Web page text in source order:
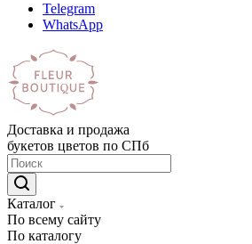
Telegram
WhatsApp
Доставка и продажа
букетов цветов по СПб
Каталог
По всему сайту
По каталогу